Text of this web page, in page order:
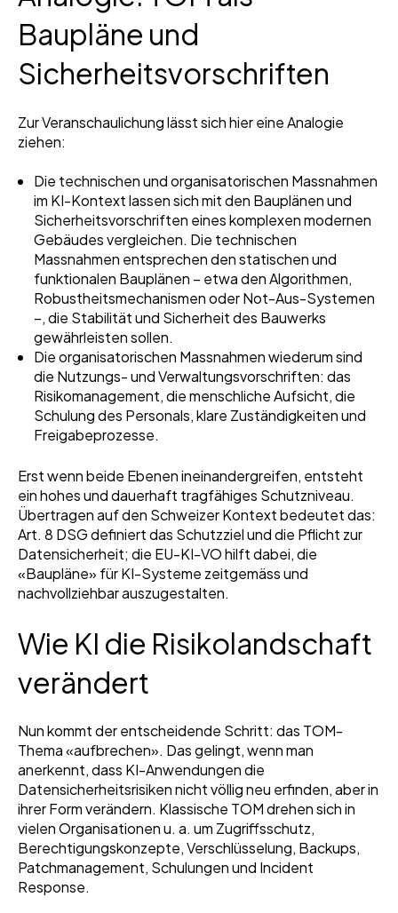
Baupläne und
Sicherheitsvorschriften
Zur Veranschaulichung lässt sich hier eine Analogie
ziehen:
Die technischen und organisatorischen Massnahmen
im KI-Kontext lassen sich mit den Bauplänen und
Sicherheitsvorschriften eines komplexen modernen
Gebäudes vergleichen. Die technischen
Massnahmen entsprechen den statischen und
funktionalen Bauplänen – etwa den Algorithmen,
Robustheitsmechanismen oder Not-Aus-Systemen
–, die Stabilität und Sicherheit des Bauwerks
gewährleisten sollen.
Die organisatorischen Massnahmen wiederum sind
die Nutzungs- und Verwaltungsvorschriften: das
Risikomanagement, die menschliche Aufsicht, die
Schulung des Personals, klare Zuständigkeiten und
Freigabeprozesse.
Erst wenn beide Ebenen ineinandergreifen, entsteht
ein hohes und dauerhaft tragfähiges Schutzniveau.
Übertragen auf den Schweizer Kontext bedeutet das:
Art. 8 DSG definiert das Schutzziel und die Pflicht zur
Datensicherheit; die EU-KI-VO hilft dabei, die
«Baupläne» für KI-Systeme zeitgemäss und
nachvollziehbar auszugestalten.
Wie KI die Risikolandschaft
verändert
Nun kommt der entscheidende Schritt: das TOM-
Thema «aufbrechen». Das gelingt, wenn man
anerkennt, dass KI-Anwendungen die
Datensicherheitsrisiken nicht völlig neu erfinden, aber in
ihrer Form verändern. Klassische TOM drehen sich in
vielen Organisationen u. a. um Zugriffsschutz,
Berechtigungskonzepte, Verschlüsselung, Backups,
Patchmanagement, Schulungen und Incident
Response.